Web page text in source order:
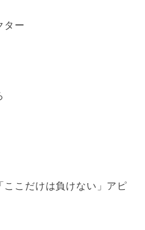
ター
こだけは負けない」アピ